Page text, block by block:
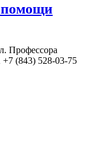
помощи
Профессора
(843) 528-03-75